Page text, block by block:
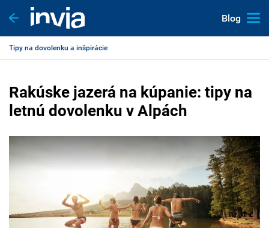
Blog
Tipy na dovolenku a inšpirácie
Rakúske jazerá na kúpanie: tipy na
letnú dovolenku v Alpách